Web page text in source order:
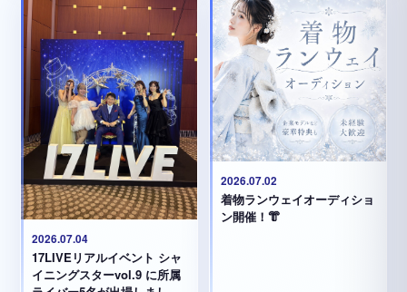
2026.07.04
17LIVEリアルイベント シャ
イニングスターvol.9 に所属
2026.07.02
着物ランウェイオーディショ
ン開催！👘